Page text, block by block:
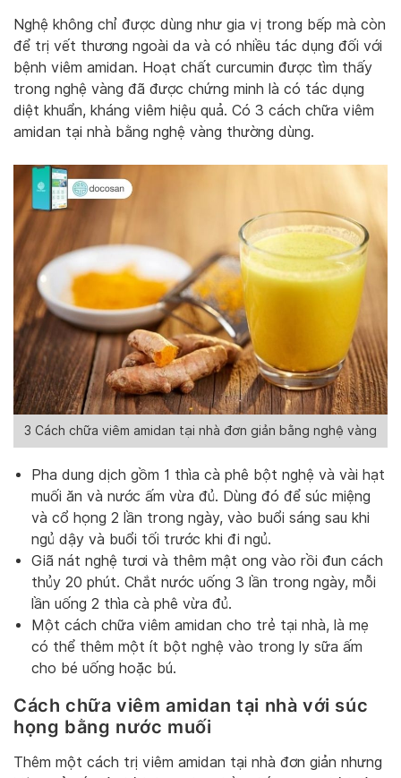
Nghệ không chỉ được dùng như gia vị trong bếp mà còn
để trị vết thương ngoài da và có nhiều tác dụng đối với
bệnh viêm amidan. Hoạt chất curcumin được tìm thấy
trong nghệ vàng đã được chứng minh là có tác dụng
diệt khuẩn, kháng viêm hiệu quả. Có 3 cách chữa viêm
amidan tại nhà bằng nghệ vàng thường dùng.
3 Cách chữa viêm amidan tại nhà đơn giản bằng nghệ vàng
Pha dung dịch gồm 1 thìa cà phê bột nghệ và vài hạt
muối ăn và nước ấm vừa đủ. Dùng đó để súc miệng
và cổ họng 2 lần trong ngày, vào buổi sáng sau khi
ngủ dậy và buổi tối trước khi đi ngủ.
Giã nát nghệ tươi và thêm mật ong vào rồi đun cách
thủy 20 phút. Chắt nước uống 3 lần trong ngày, mỗi
lần uống 2 thìa cà phê vừa đủ.
Một cách chữa viêm amidan cho trẻ tại nhà, là mẹ
có thể thêm một ít bột nghệ vào trong ly sữa ấm
cho bé uống hoặc bú.
Cách chữa viêm amidan tại nhà với súc
họng bằng nước muối
Thêm một cách trị viêm amidan tại nhà đơn giản nhưng